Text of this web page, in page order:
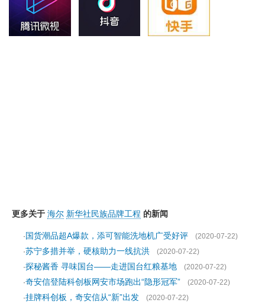
更多关于 海尔 新华社民族品牌工程 的新闻
·国货潮品超A爆款，添可智能洗地机广受好评
(2020-07-22)
·苏宁多措并举，硬核助力一线抗洪
(2020-07-22)
·探秘酱香 寻味国台——走进国台红粮基地
(2020-07-22)
·奇安信登陆科创板网安市场跑出“隐形冠军”
(2020-07-22)
·挂牌科创板，奇安信从“新”出发 (2020-07-22)